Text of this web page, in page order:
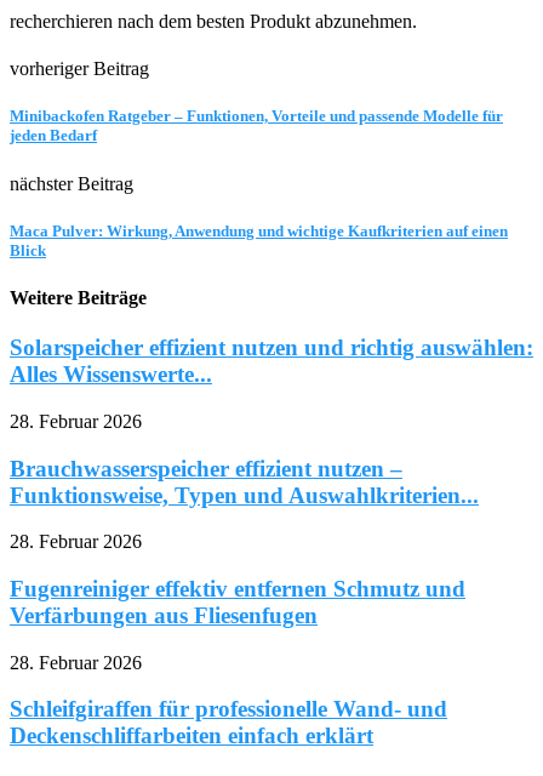
recherchieren nach dem besten Produkt abzunehmen.
vorheriger Beitrag
Minibackofen Ratgeber – Funktionen, Vorteile und passende Modelle für
jeden Bedarf
nächster Beitrag
Maca Pulver: Wirkung, Anwendung und wichtige Kaufkriterien auf einen
Blick
Weitere Beiträge
Solarspeicher effizient nutzen und richtig auswählen:
Alles Wissenswerte...
28. Februar 2026
Brauchwasserspeicher effizient nutzen –
Funktionsweise, Typen und Auswahlkriterien...
28. Februar 2026
Fugenreiniger effektiv entfernen Schmutz und
Verfärbungen aus Fliesenfugen
28. Februar 2026
Schleifgiraffen für professionelle Wand- und
Deckenschliffarbeiten einfach erklärt